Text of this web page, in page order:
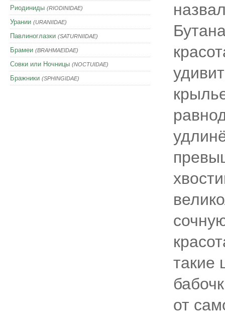
Риодиниды (RIODINIDAE)
Урании (URANIIDAE)
Павлиноглазки (SATURNIIDAE)
Брамеи (BRAHMAEIDAE)
Совки или Ночницы (NOCTUIDAE)
Бражники (SPHINGIDAE)
такие
от